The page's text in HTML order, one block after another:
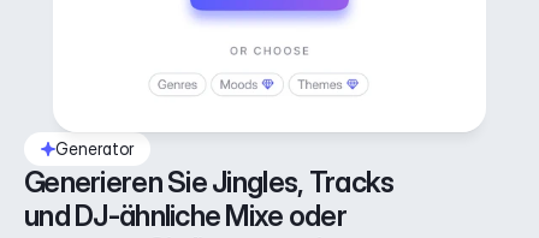
Generator
Generieren Sie Jingles, Tracks
und DJ-ähnliche Mixe oder